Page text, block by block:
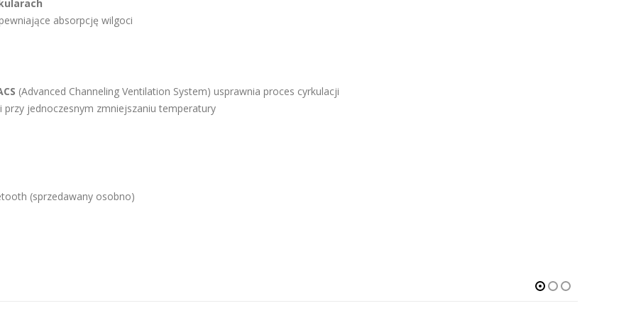
absorpcję wilgoci
(Advanced Channeling Ventilation System) usprawnia proces cyrkulacji
jednoczesnym zmniejszaniu temperatury
(sprzedawany osobno)